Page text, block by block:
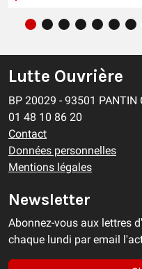
Lutte Ouvrière
BP 20029 - 93501 PANTIN
01 48 10 86 20
Contact
Données personnelles
Mentions légales
Newsletter
Abonnez-vous aux lettres
chaque lundi par email